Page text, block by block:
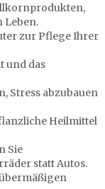
Leben.
zur Pflege Ihrer
und das
Stress abzubauen
Heilmittel
Sie
statt Autos.